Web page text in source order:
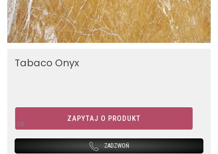
Tabaco Onyx
ZAPYTAJ O PRODUKT
LUB
ZADZWOŃ